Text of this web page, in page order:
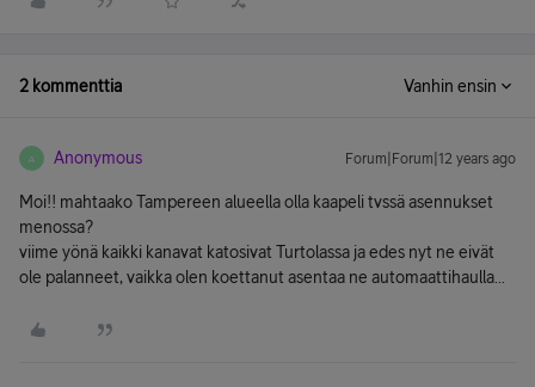
2 kommenttia Vanhin ensin
A Anonymous Forum|Forum|12 years ago
Moi!! mahtaako Tampereen alueella olla kaapeli tvssä asennukset
menossa?
viime yönä kaikki kanavat katosivat Turtolassa ja edes nyt ne eivät
ole palanneet, vaikka olen koettanut asentaa ne automaattihaulla...